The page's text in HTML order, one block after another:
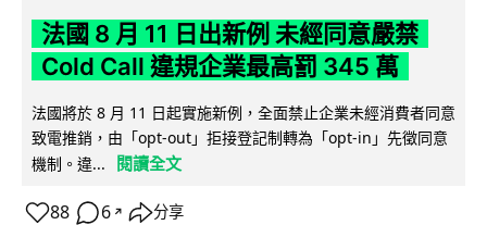
法國 8 月 11 日出新例 未經同意嚴禁
Cold Call 違規企業最高罰 345 萬
法國將於 8 月 11 日起實施新例，全面禁止企業未經消費者同意
致電推銷，由「opt-out」拒接登記制轉為「opt-in」先徵同意
機制。違...
閱讀全文
88 6 ↗ 分享